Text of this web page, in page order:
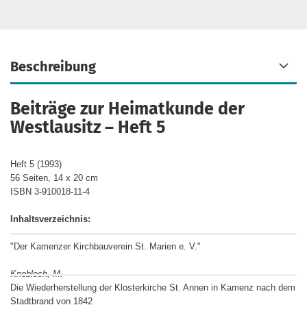
Beschreibung
Beiträge zur Heimatkunde der
Westlausitz – Heft 5
Heft 5 (1993)
56 Seiten, 14 x 20 cm
ISBN 3-910018-11-4
Inhaltsverzeichnis:
"Der Kamenzer Kirchbauverein St. Marien e. V."
Knobloch, M.
Die Wiederherstellung der Klosterkirche St. Annen in Kamenz nach dem
Stadtbrand von 1842